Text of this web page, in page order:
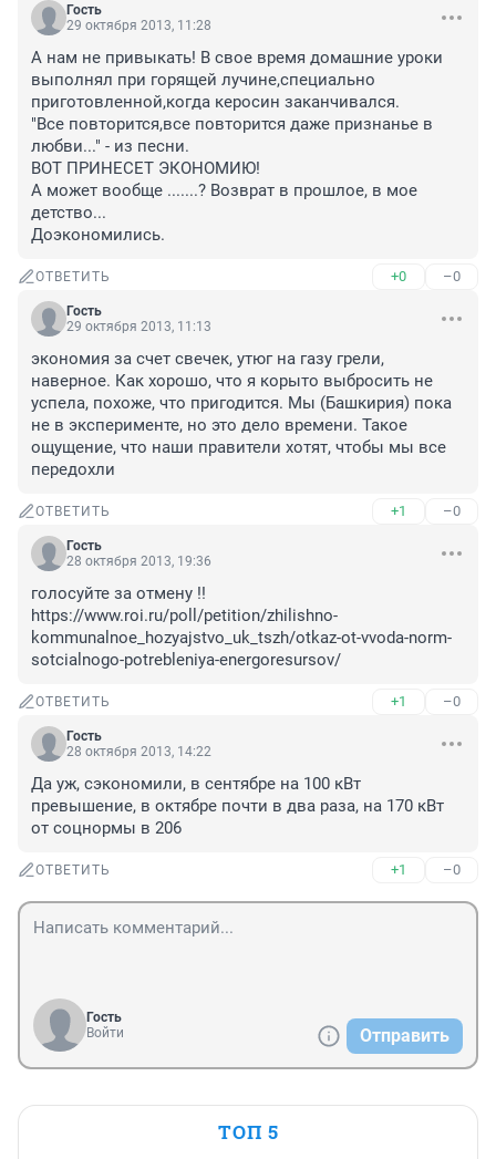
Гость
29 октября 2013, 11:28
А нам не привыкать! В свое время домашние уроки
выполнял при горящей лучине,специально
приготовленной,когда керосин заканчивался.
"Все повторится,все повторится даже признанье в
любви..." - из песни.
ВОТ ПРИНЕСЕТ ЭКОНОМИЮ!
А может вообще .......? Возврат в прошлое, в мое
детство...
Доэкономились.
ОТВЕТИТЬ +0 –0
Гость
29 октября 2013, 11:13
экономия за счет свечек, утюг на газу грели,
наверное. Как хорошо, что я корыто выбросить не
успела, похоже, что пригодится. Мы (Башкирия) пока
не в эксперименте, но это дело времени. Такое
ощущение, что наши правители хотят, чтобы мы все
передохли
ОТВЕТИТЬ +1 –0
Гость
28 октября 2013, 19:36
голосуйте за отмену !!
https://www.roi.ru/poll/petition/zhilishno-
kommunalnoe_hozyajstvo_uk_tszh/otkaz-ot-vvoda-norm-
sotcialnogo-potrebleniya-energoresursov/
ОТВЕТИТЬ +1 –0
Гость
28 октября 2013, 14:22
Да уж, сэкономили, в сентябре на 100 кВт
превышение, в октябре почти в два раза, на 170 кВт
от соцнормы в 206
ОТВЕТИТЬ +1 –0
Гость
Войти
Отправить
ТОП 5